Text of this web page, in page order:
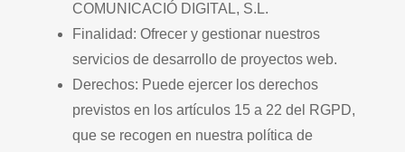
COMUNICACIÓ DIGITAL, S.L.
Finalidad: Ofrecer y gestionar nuestros
servicios de desarrollo de proyectos web.
Derechos: Puede ejercer los derechos
previstos en los artículos 15 a 22 del RGPD,
que se recogen en nuestra política de